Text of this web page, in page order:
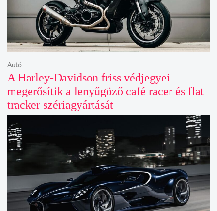
A Harley-Davidson friss védjegyei
megerősítik a lenyűgöző café racer és flat
tracker szériagyártását
Autó